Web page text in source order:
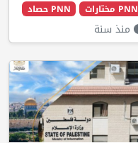
PNN حصاد